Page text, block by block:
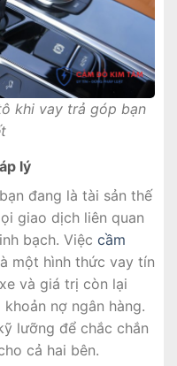
khi vay trả góp bạn
lý
đang là tài sản thế
giao dịch liên quan
bạch. Việc cầm
một hình thức vay tín
và giá trị còn lại
nợ ngân hàng.
lưỡng để chắc chắn
cả hai bên.